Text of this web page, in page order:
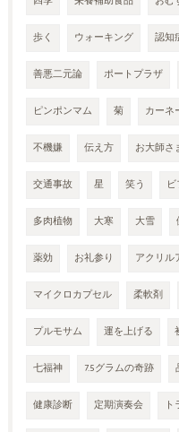
歩く ウォーキング 認知
善悪二元論 ポートプラザ
ピンポンマム 菊 カーネ
不機嫌 伝え方 お大師さ
交通事故 星 笑う
多肉植物 大寒 大雪
薬効 お礼参り アクリル
マイクロカプセル 柔軟剤
プルモサム 運を上げる
七福神 7.5グラムの奇跡
健康診断 定期演奏会